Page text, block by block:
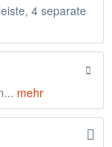
4 separate
mehr